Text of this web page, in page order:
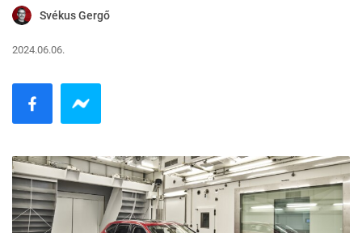
Svékus Gergő
2024.06.06.